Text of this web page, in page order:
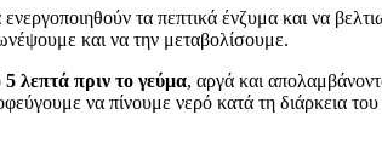
ενεργοποιηθούν τα πεπτικά ένζυμα και να
και να την μεταβολίσουμε.
λεπτά πριν το γεύμα, αργά και
να πίνουμε νερό κατά τη διάρκεια